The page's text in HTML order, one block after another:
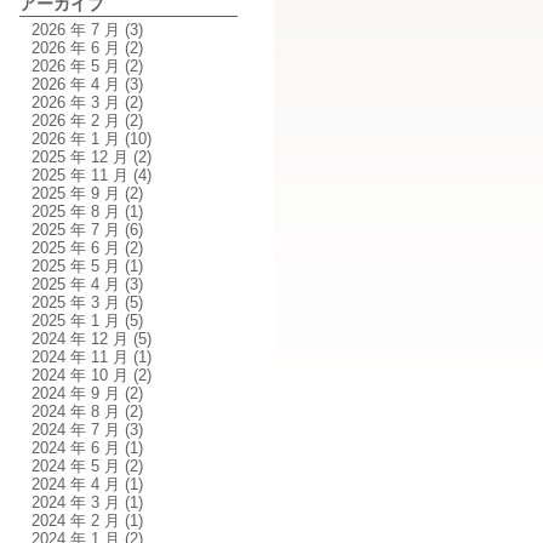
2026 年 7 月 (3)
2026 年 6 月 (2)
2026 年 5 月 (2)
2026 年 4 月 (3)
2026 年 3 月 (2)
2026 年 2 月 (2)
2026 年 1 月 (10)
2025 年 12 月 (2)
2025 年 11 月 (4)
2025 年 9 月 (2)
2025 年 8 月 (1)
2025 年 7 月 (6)
2025 年 6 月 (2)
2025 年 5 月 (1)
2025 年 4 月 (3)
2025 年 3 月 (5)
2025 年 1 月 (5)
2024 年 12 月 (5)
2024 年 11 月 (1)
2024 年 10 月 (2)
2024 年 9 月 (2)
2024 年 8 月 (2)
2024 年 7 月 (3)
2024 年 6 月 (1)
2024 年 5 月 (2)
2024 年 4 月 (1)
2024 年 3 月 (1)
2024 年 2 月 (1)
2024 年 1 月 (2)